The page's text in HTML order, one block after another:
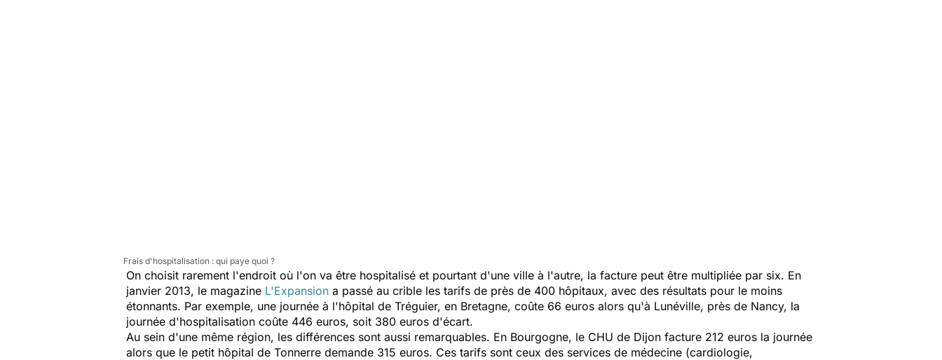
Frais d'hospitalisation : qui paye quoi ?
On choisit rarement l'endroit où l'on va être hospitalisé et pourtant d'une ville à l'autre, la facture peut être multipliée par six. En
janvier 2013, le magazine L'Expansion a passé au crible les tarifs de près de 400 hôpitaux, avec des résultats pour le moins
étonnants. Par exemple, une journée à l'hôpital de Tréguier, en Bretagne, coûte 66 euros alors qu'à Lunéville, près de Nancy, la
journée d'hospitalisation coûte 446 euros, soit 380 euros d'écart.
Au sein d'une même région, les différences sont aussi remarquables. En Bourgogne, le CHU de Dijon facture 212 euros la journée
alors que le petit hôpital de Tonnerre demande 315 euros. Ces tarifs sont ceux des services de médecine (cardiologie,